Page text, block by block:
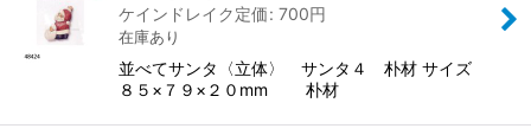
ケインドレイク定価: 700円
在庫あり
並べてサンタ〈立体〉 サンタ４ 朴材 サイズ
８５×７９×２０mm 朴材